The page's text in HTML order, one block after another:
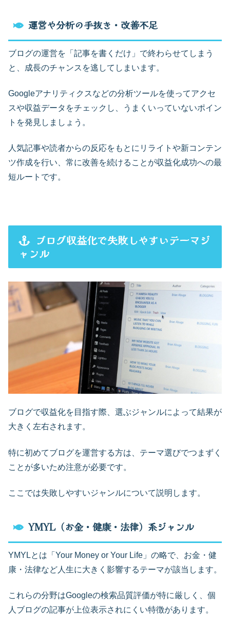
運営や分析の手抜き・改善不足
ブログの運営を「記事を書くだけ」で終わらせてしまう
と、成長のチャンスを逃してしまいます。
Googleアナリティクスなどの分析ツールを使ってアクセ
スや収益データをチェックし、うまくいっていないポイン
トを発見しましょう。
人気記事や読者からの反応をもとにリライトや新コンテン
ツ作成を行い、常に改善を続けることが収益化成功への最
短ルートです。
ブログ収益化で失敗しやすいテーマジ
ャンル
ブログで収益化を目指す際、選ぶジャンルによって結果が
大きく左右されます。
特に初めてブログを運営する方は、テーマ選びでつまずく
ことが多いため注意が必要です。
ここでは失敗しやすいジャンルについて説明します。
YMYL（お金・健康・法律）系ジャンル
YMYLとは「Your Money or Your Life」の略で、お金・健
康・法律など人生に大きく影響するテーマが該当します。
これらの分野はGoogleの検索品質評価が特に厳しく、個
人ブログの記事が上位表示されにくい特徴があります。